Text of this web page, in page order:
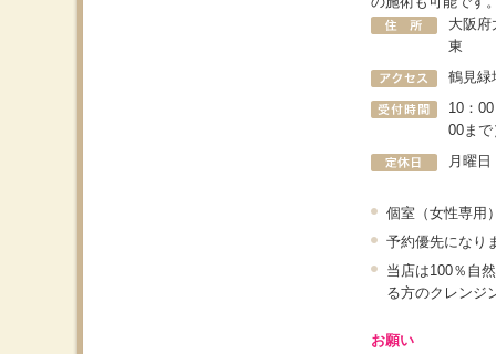
大阪府
東
鶴見
10：
00まで
月曜日
個室（女性専用
予約優先になり
当店は100％自
る方のクレンジ
お願い